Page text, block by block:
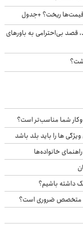
بی‌احترامی به باورهای
شما مناسب‌تر است؟
ها را باید بلد باشد
داشته باشیم؟
متخصص ضروری است؟